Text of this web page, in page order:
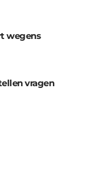
wegens
vragen